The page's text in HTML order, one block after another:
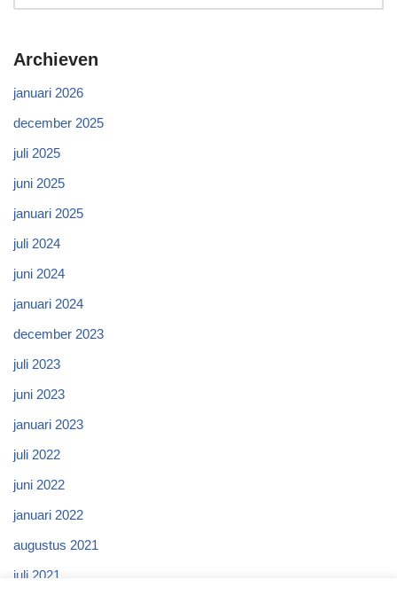
Archieven
januari 2026
december 2025
juli 2025
juni 2025
januari 2025
juli 2024
juni 2024
januari 2024
december 2023
juli 2023
juni 2023
januari 2023
juli 2022
juni 2022
januari 2022
augustus 2021
juli 2021